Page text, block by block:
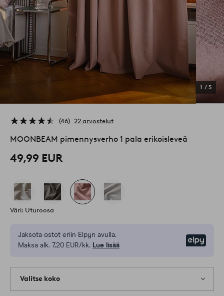
1 / 5
46 22 arvostelut
MOONBEAM pimennysverho 1 pala erikoisleveä
49,99 EUR
Väri: Uturoosa
Jaksota ostot eriin Elpyn avulla.
Maksa alk. 7,20 EUR/kk. Lue lisää
Valitse koko